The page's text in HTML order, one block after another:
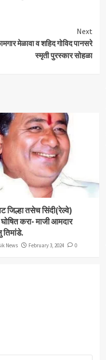
Next
मेळावा व शहिद गोविद पानसरे
स्मृती पुरस्कार सोहळा
जिल्हा तसेच सिंदी(रेल्वे)
करा- माजी आमदार
तिमांडे.
News February 3, 2024 0